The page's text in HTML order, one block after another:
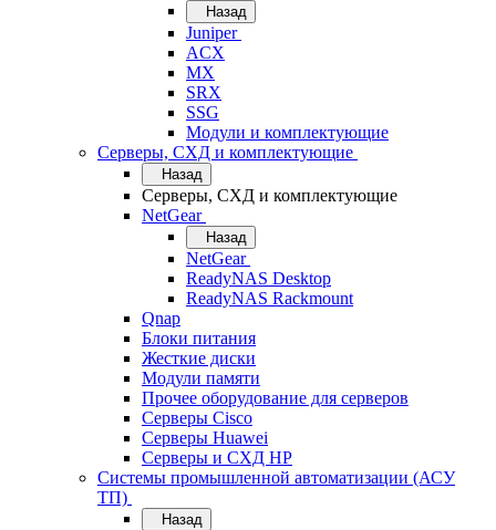
Назад
Juniper
ACX
MX
SRX
SSG
Модули и комплектующие
Серверы, СХД и комплектующие
Назад
Серверы, СХД и комплектующие
NetGear
Назад
NetGear
ReadyNAS Desktop
ReadyNAS Rackmount
Qnap
Блоки питания
Жесткие диски
Модули памяти
Прочее оборудование для серверов
Серверы Cisco
Серверы Huawei
Серверы и СХД HP
Системы промышленной автоматизации (АСУ
ТП)
Назад